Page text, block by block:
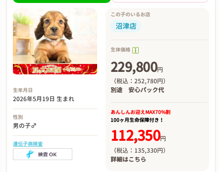
生年月日
2026年5月19日 生まれ
性別
男の子♂
遺伝子病検査
この子のいるお店
沼津店
生体価格
229,800円
（税込：252,780円）
別途 安心パック代
あんしんお迎えMAX70%割
100ヶ月生命保障付き！
112,350円
（税込：135,330円）
詳細はこちら